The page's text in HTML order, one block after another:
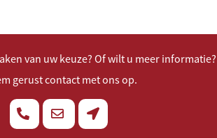
van uw keuze? Of wilt u meer informatie?
gerust contact met ons op.